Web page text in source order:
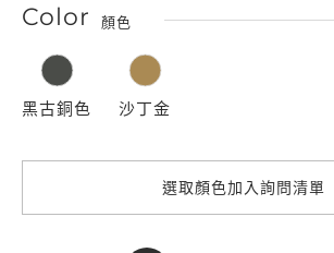
Color 顏色
黑古銅色 沙丁金
選取顏色加入詢問清單